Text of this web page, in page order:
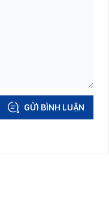
GỬI BÌNH LUẬN